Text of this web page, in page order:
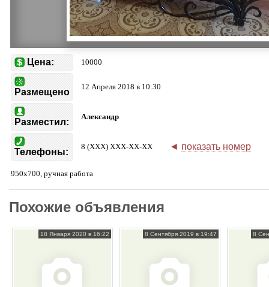
Цена: 10000
Размещено
12 Апреля 2018 в 10:30
Разместил:
Александр
Телефоны:
8 (XXX) XXX-XX-XX ◄ показать номер
950х700, ручная работа
Похожие объявления
18 Января 2020 в 16:22 8 Сентября 2019 в 19:47 8